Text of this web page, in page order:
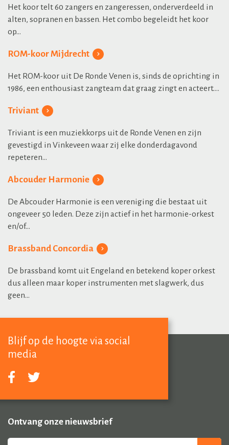
Het koor telt 60 zangers en zangeressen, onderverdeeld in
alten, sopranen en bassen. Het combo begeleidt het koor
op...
ROM-koor Mijdrecht
Het ROM-koor uit De Ronde Venen is, sinds de oprichting in
1986, een enthousiast zangteam dat graag zingt en acteert....
Triviant
Triviant is een muziekkorps uit de Ronde Venen en zijn
gevestigd in Vinkeveen waar zij elke donderdagavond
repeteren...
Abcouder Harmonie
De Abcouder Harmonie is een vereniging die bestaat uit
ongeveer 50 leden. Deze zijn actief in het harmonie-orkest
en/of...
Brassband Concordia
De brassband komt uit Engeland en betekend koper orkest
dus alleen maar koper instrumenten met slagwerk, dus
geen...
Blijf op de hoogte via social
media
Ontvang onze nieuwsbrief